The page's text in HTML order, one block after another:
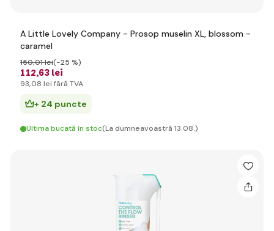
A Little Lovely Company - Prosop muselin XL, blossom -
caramel
112,63 lei
150,01 lei(-25 %)
93,08 lei fără TVA
+ 24 puncte
Ultima bucată în stoc(La dumneavoastră 13.08.)